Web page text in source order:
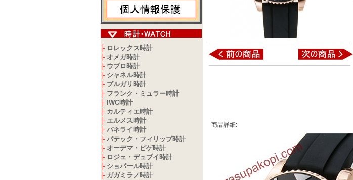
├ ロレックス時計
├ オメガ時計
├ ウブロ時計
├ シャネル時計
├ ブルガリ時計
├ フランク・ミュラー時計
├ IWC時計
├ カルティエ時計
├ エルメス時計
├ パネライ時計
├ パテック・フィリップ時計
├ オーデマ・ピゲ時計
├ ロジェ・デュブイ時計
├ ショパール時計
├ ガガミラノ時計
商品詳細: